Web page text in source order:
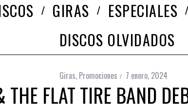
GIRAS ESPECIALES
DISCOS OLVIDADOS
Giras, Promociones 7 enero, 2024
FLAT TIRE BAND